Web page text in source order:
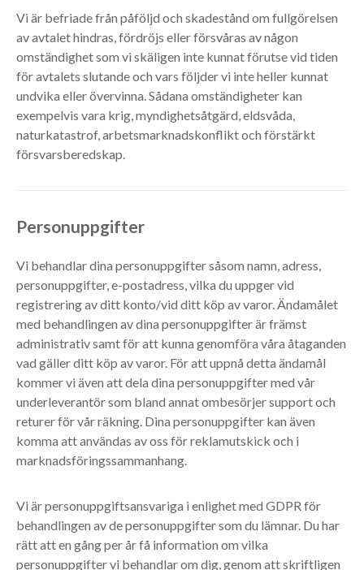
Vi är befriade från påföljd och skadestånd om fullgörelsen
av avtalet hindras, fördröjs eller försvåras av någon
omständighet som vi skäligen inte kunnat förutse vid tiden
för avtalets slutande och vars följder vi inte heller kunnat
undvika eller övervinna. Sådana omständigheter kan
exempelvis vara krig, myndighetsåtgärd, eldsvåda,
naturkatastrof, arbetsmarknadskonflikt och förstärkt
försvarsberedskap.
Personuppgifter
Vi behandlar dina personuppgifter såsom namn, adress,
personuppgifter, e-postadress, vilka du uppger vid
registrering av ditt konto/vid ditt köp av varor. Ändamålet
med behandlingen av dina personuppgifter är främst
administrativ samt för att kunna genomföra våra åtaganden
vad gäller ditt köp av varor. För att uppnå detta ändamål
kommer vi även att dela dina personuppgifter med vår
underleverantör som bland annat ombesörjer support och
returer för vår räkning. Dina personuppgifter kan även
komma att användas av oss för reklamutskick och i
marknadsföringssammanhang.
Vi är personuppgiftsansvariga i enlighet med GDPR för
behandlingen av de personuppgifter som du lämnar. Du har
rätt att en gång per år få information om vilka
personuppgifter vi behandlar om dig, genom att skriftligen